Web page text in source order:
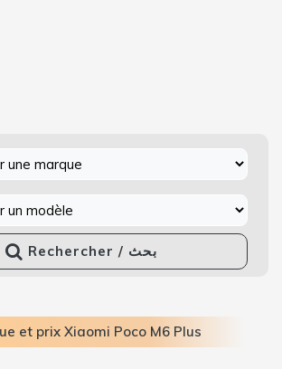
Rechercher / بحث
et prix Xiaomi Poco M6 Plus